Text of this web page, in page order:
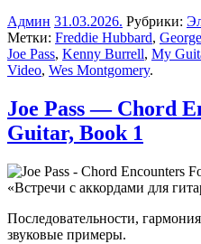
Админ 31.03.2026. Рубрики:
Метки: Freddie Hubbard,
Joe Pass, Kenny Burrell, My
Video, Wes Montgomery.
Joe Pass — Chord
Guitar, Book 1
«Встречи с аккордами для
Последовательности,
звуковые примеры.